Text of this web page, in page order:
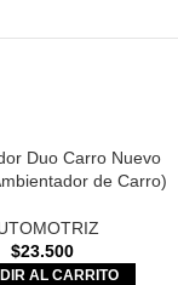
Duo Carro Nuevo
de Carro)
$23.500
AL CARRITO